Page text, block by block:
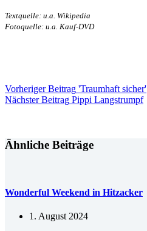
Textquelle: u.a. Wikipedia
Fotoquelle: u.a. Kauf-DVD
VorherigerBeitrag 'Traumhaft sicher'
NächsterBeitrag Pippi Langstrumpf
Ähnliche Beiträge
Wonderful Weekend in Hitzacker
1. August 2024